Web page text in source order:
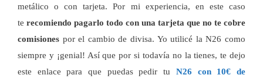
metálico o con tarjeta. Por mi experiencia, en este caso
te recomiendo pagarlo todo con una tarjeta que no te cobre
comisiones por el cambio de divisa. Yo utilicé la N26 como
siempre y ¡genial! Así que por si todavía no la tienes, te dejo
este enlace para que puedas pedir tu N26 con 10€ de